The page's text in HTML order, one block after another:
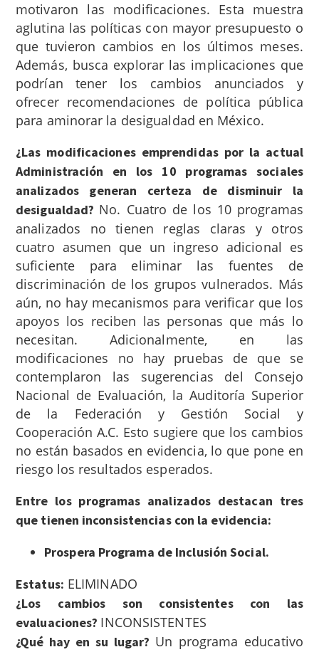
motivaron las modificaciones. Esta muestra
aglutina las políticas con mayor presupuesto o
que tuvieron cambios en los últimos meses.
Además, busca explorar las implicaciones que
podrían tener los cambios anunciados y
ofrecer recomendaciones de política pública
para aminorar la desigualdad en México.
¿Las modificaciones emprendidas por la actual
Administración en los 10 programas sociales
analizados generan certeza de disminuir la
desigualdad? No. Cuatro de los 10 programas
analizados no tienen reglas claras y otros
cuatro asumen que un ingreso adicional es
suficiente para eliminar las fuentes de
discriminación de los grupos vulnerados. Más
aún, no hay mecanismos para verificar que los
apoyos los reciben las personas que más lo
necesitan. Adicionalmente, en las
modificaciones no hay pruebas de que se
contemplaron las sugerencias del Consejo
Nacional de Evaluación, la Auditoría Superior
de la Federación y Gestión Social y
Cooperación A.C. Esto sugiere que los cambios
no están basados en evidencia, lo que pone en
riesgo los resultados esperados.
Entre los programas analizados destacan tres
que tienen inconsistencias con la evidencia:
Prospera Programa de Inclusión Social.
Estatus: ELIMINADO
¿Los cambios son consistentes con las
evaluaciones? INCONSISTENTES
¿Qué hay en su lugar? Un programa educativo